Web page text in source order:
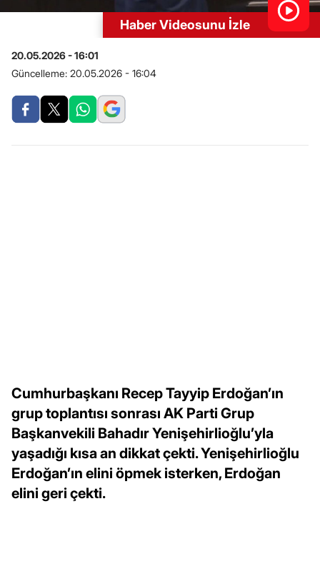
Haber Videosunu İzle
20.05.2026 - 16:01
Güncelleme: 20.05.2026 - 16:04
Cumhurbaşkanı Recep Tayyip Erdoğan’ın
grup toplantısı sonrası AK Parti Grup
Başkanvekili Bahadır Yenişehirlioğlu’yla
yaşadığı kısa an dikkat çekti. Yenişehirlioğlu
Erdoğan’ın elini öpmek isterken, Erdoğan
elini geri çekti.